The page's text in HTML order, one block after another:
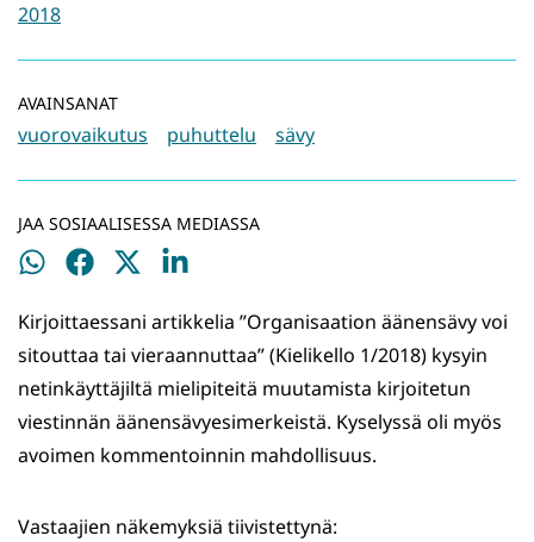
2018
AVAINSANAT
vuorovaikutus puhuttelu sävy
JAA SOSIAALISESSA MEDIASSA
Jaa
Jaa
Jaa
Jaa
Kirjoittaessani artikkelia ”Organisaation äänensävy voi
sitouttaa tai vieraannuttaa” (Kielikello 1/2018) kysyin
netinkäyttäjiltä mielipiteitä muutamista kirjoitetun
viestinnän äänensävyesimerkeistä. Kyselyssä oli myös
avoimen kommentoinnin mahdollisuus.
Vastaajien näkemyksiä tiivistettynä: